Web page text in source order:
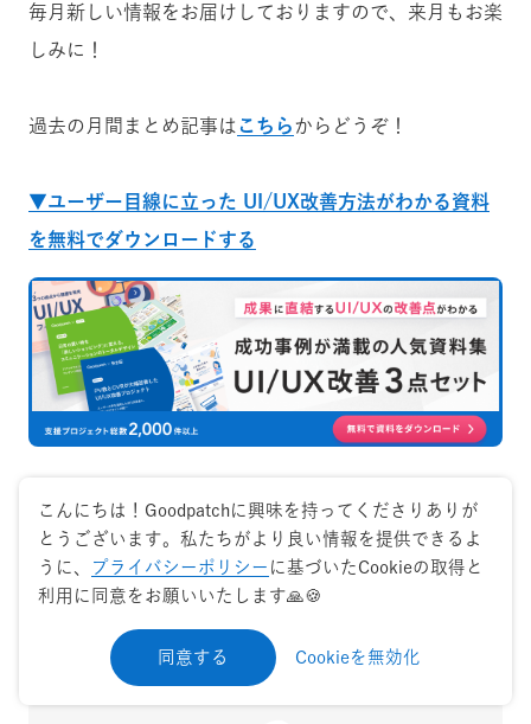
毎月新しい情報をお届けしておりますので、来月もお楽
しみに！
過去の月間まとめ記事は こちらからどうぞ！
▼ユーザー目線に立った UI/UX改善方法がわかる資料
を無料でダウンロードする
Share on
Xでシェア
こんにちは！Goodpatchに興味を持ってくださりありが
とうございます。私たちがより良い情報を提供できるよ
うに、
プライバシーポリシー に基づいたCookieの取得と
利用に同意をお願いいたします🙏🍪
同意する Cookieを無効化